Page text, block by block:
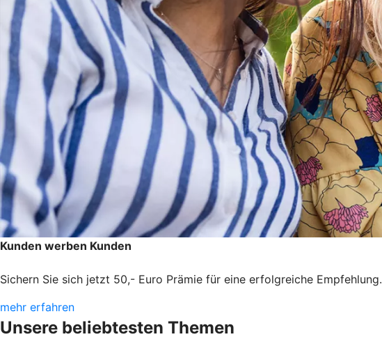
Kunden werben Kunden
Sichern Sie sich jetzt 50,- Euro Prämie für eine erfolgreiche Empfehlung.
mehr erfahren
Unsere beliebtesten Themen